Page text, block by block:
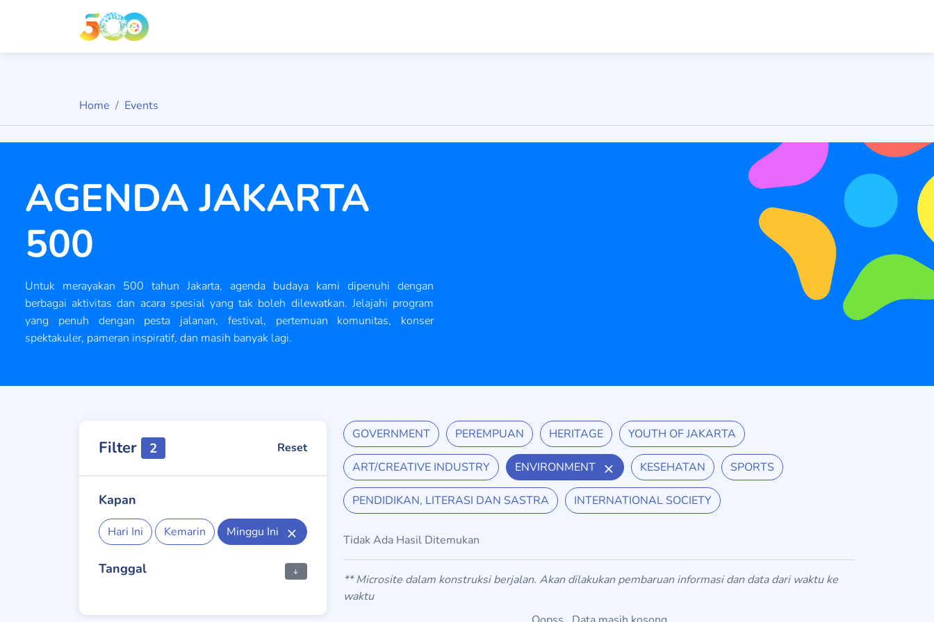
Home Events
AGENDA JAKARTA
500
Untuk merayakan 500 tahun Jakarta, agenda budaya kami dipenuhi dengan
berbagai aktivitas dan acara spesial yang tak boleh dilewatkan. Jelajahi program
yang penuh dengan pesta jalanan, festival, pertemuan komunitas, konser
spektakuler, pameran inspiratif, dan masih banyak lagi.
Filter 2 Reset
Kapan
Hari Ini Kemarin Minggu Ini
Tanggal
GOVERNMENT PEREMPUAN HERITAGE YOUTH OF JAKARTA
ART/CREATIVE INDUSTRY ENVIRONMENT KESEHATAN SPORTS
PENDIDIKAN, LITERASI DAN SASTRA INTERNATIONAL SOCIETY
Tidak Ada Hasil Ditemukan
** Microsite dalam konstruksi berjalan. Akan dilakukan pembaruan informasi dan data dari waktu ke
waktu